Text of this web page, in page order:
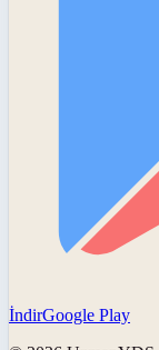
İndirGoogle Play